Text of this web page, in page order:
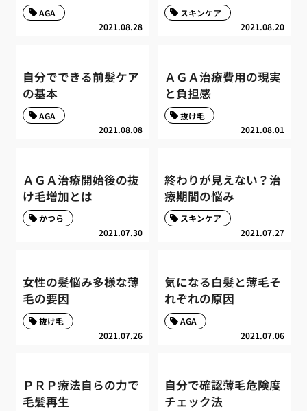
2021.08.28
AGA
2021.08.20
スキンケア
自分でできる前髪ケア
の基本
2021.08.08
AGA
ＡＧＡ治療費用の現実
と負担感
2021.08.01
抜け毛
ＡＧＡ治療開始後の抜
け毛増加とは
2021.07.30
かつら
終わりが見えない？治
療期間の悩み
2021.07.27
スキンケア
女性の髪悩み多様な薄
毛の要因
2021.07.26
抜け毛
気になる白髪と薄毛そ
れぞれの原因
2021.07.06
AGA
ＰＲＰ療法自らの力で
毛髪再生
自分で確認薄毛危険度
チェック法